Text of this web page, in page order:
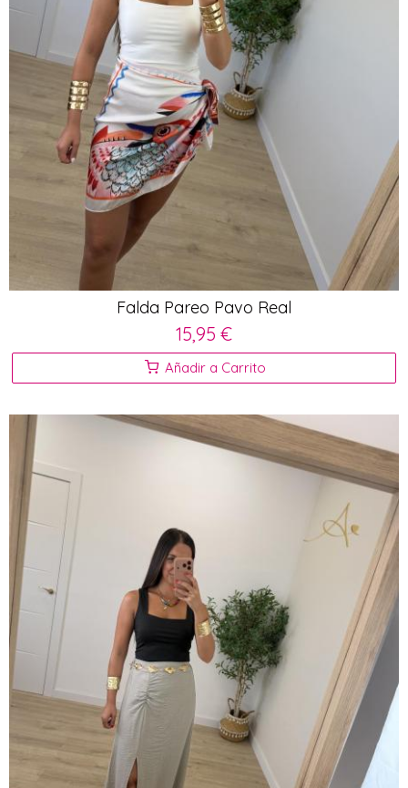
Falda Pareo Pavo Real
15,95 €
Añadir a Carrito